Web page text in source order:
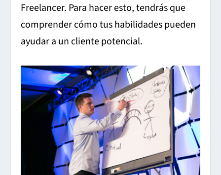
Freelancer. Para hacer esto, tendrás que
comprender cómo tus habilidades pueden
ayudar a un cliente potencial.